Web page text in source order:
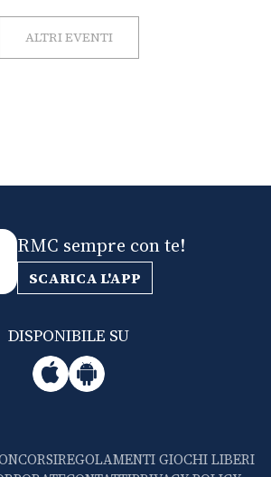
ALTRI EVENTI
RMC sempre con te!
SCARICA L'APP
DISPONIBILE SU
REGOLAMENTI GIOCHI LIBERI